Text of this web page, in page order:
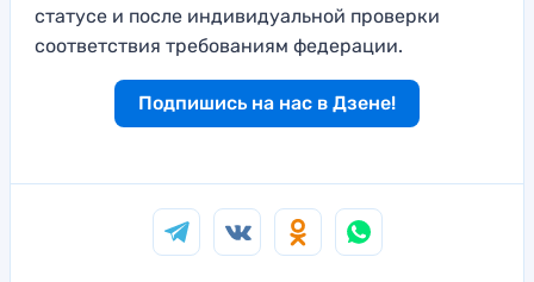
статусе и после индивидуальной проверки
соответствия требованиям федерации.
Подпишись на нас в Дзене!